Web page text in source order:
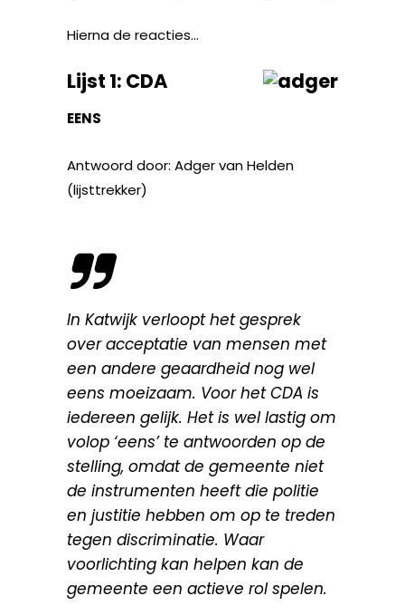
Hierna de reacties…
Lijst 1: CDA
EENS
Antwoord door: Adger van Helden
(lijsttrekker)
In Katwijk verloopt het gesprek
over acceptatie van mensen met
een andere geaardheid nog wel
eens moeizaam. Voor het CDA is
iedereen gelijk. Het is wel lastig om
volop ‘eens’ te antwoorden op de
stelling, omdat de gemeente niet
de instrumenten heeft die politie
en justitie hebben om op te treden
tegen discriminatie. Waar
voorlichting kan helpen kan de
gemeente een actieve rol spelen.